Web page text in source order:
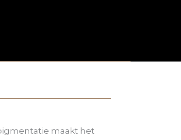
maakt het